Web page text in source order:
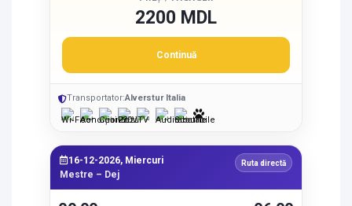
2200 MDL
Continuă
Transportator:Alverstur Italia
16-12-2026, Miercuri
Mestre – Dej
Ruta directă